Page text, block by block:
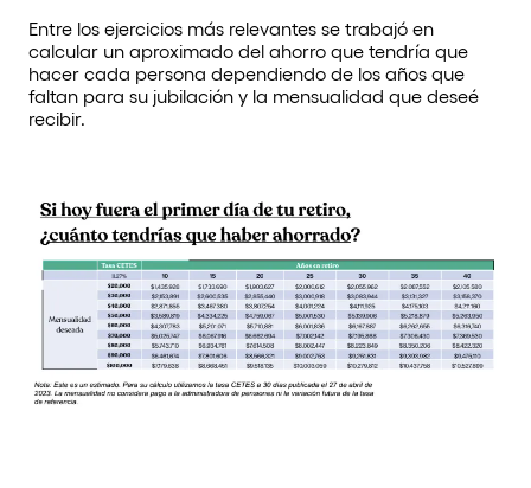
Entre los ejercicios más relevantes se trabajó en
calcular un aproximado del ahorro que tendría que
hacer cada persona dependiendo de los años que
faltan para su jubilación y la mensualidad que deseé
recibir.